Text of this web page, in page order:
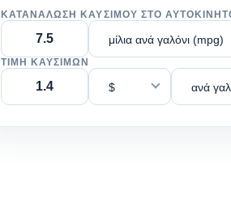
ΚΑΤΑΝΆΛΩΣΗ ΚΑΥΣΊΜΟΥ ΣΤΟ
μίλια ανά γαλόνι (mpg)
ΤΙΜΉ ΚΑΥΣΊΜΩΝ
$ ανά